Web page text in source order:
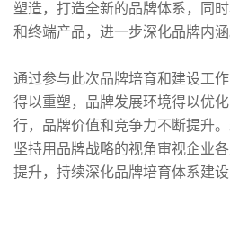
塑造，打造全新的品牌体系，同
和终端产品，进一步深化品牌内涵
通过参与此次品牌培育和建设工
得以重塑，品牌发展环境得以优
行，品牌价值和竞争力不断提升
坚持用品牌战略的视角审视企业
提升，持续深化品牌培育体系建